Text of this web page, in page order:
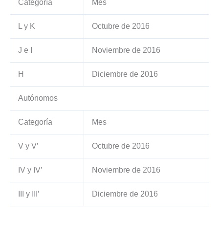
Categoría Mes
L y K Octubre de 2016
J e I Noviembre de 2016
H Diciembre de 2016
Autónomos
Categoría Mes
V y V’ Octubre de 2016
IV y IV’ Noviembre de 2016
III y III’ Diciembre de 2016